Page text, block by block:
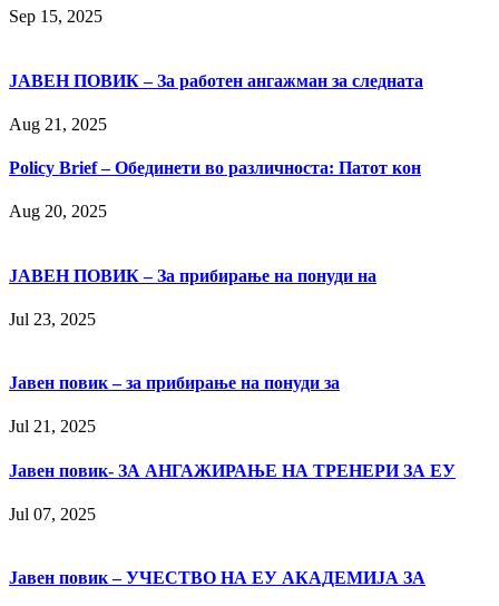
Sep 15, 2025
ЈАВЕН ПОВИК – За работен ангажман за следната
Aug 21, 2025
Policy Brief – Обединети во различноста: Патот кон
Aug 20, 2025
ЈАВЕН ПОВИК – За прибирање на понуди на
Jul 23, 2025
Јавен повик – за прибирање на понуди за
Jul 21, 2025
Јавен повик- ЗА АНГАЖИРАЊЕ НА ТРЕНЕРИ ЗА ЕУ
Jul 07, 2025
Јавен повик – УЧЕСТВО НА ЕУ АКАДЕМИЈА ЗА